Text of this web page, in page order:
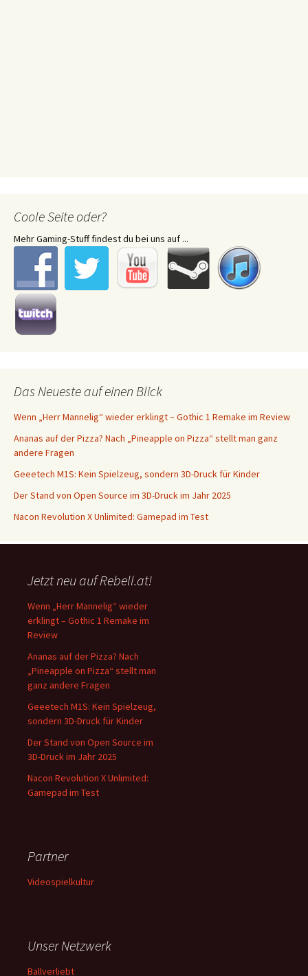
Coole Seite oder?
Mehr Gaming-Stuff findest du bei uns auf ...
Das Neueste auf einen Blick
Wenn „Herr Mannelig“ wieder erklingt – Gothic 1 Remake im Review
Ananas auf der Pizza? Nach „Pineapple on Pizza“ stellt man ganz
andere Fragen
Geeetech M1S: Kein Spielzeug, sondern 3D-Druck für Kinder
Der Stand von Open Source im 3D-Druck im Jahr 2025
Nacon Revolution X Unlimited: Gamepad im Test
Jetzt neu auf Rebell.at!
Wenn „Herr Mannelig“ wieder
erklingt – Gothic 1 Remake im
Review
Ananas auf der Pizza? Nach
„Pineapple on Pizza“ stellt man
ganz andere Fragen
Geeetech M1S: Kein Spielzeug,
sondern 3D-Druck für Kinder
Der Stand von Open Source im
3D-Druck im Jahr 2025
Nacon Revolution X Unlimited:
Gamepad im Test
Partner
Videospielkultur
Unser Netzwerk
Ballverliebt